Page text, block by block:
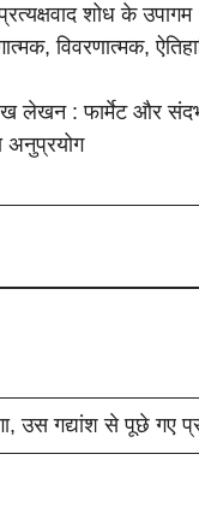
शोध के उपागम
विवरणात्मक,
लेखन : फार्मेट और
अनुप्रयोग
उस गद्यांश से पूछे गए